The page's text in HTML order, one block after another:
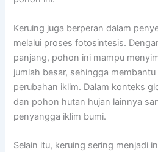
Keruing juga berperan dalam
melalui proses fotosintesis.
panjang, pohon ini mampu
jumlah besar, sehingga
perubahan iklim. Dalam konteks
dan pohon hutan hujan lainnya
penyangga iklim bumi.
Selain itu, keruing sering menjadi